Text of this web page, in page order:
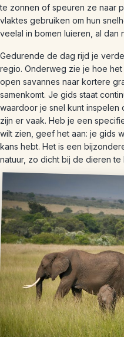
te zonnen of speuren ze naar
vlaktes gebruiken om hun
veelal in bomen luieren, al dan
Gedurende de dag rijd je
regio. Onderweg zie je hoe
open savannes naar kortere
samenkomt. Je gids staat
waardoor je snel kunt inspelen
zijn er vaak. Heb je een
wilt zien, geef het aan: je gids
kans hebt. Het is een
natuur, zo dicht bij de dieren te